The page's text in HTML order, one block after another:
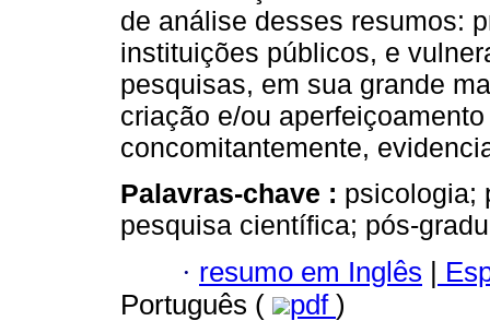
de análise desses resumos:
instituições públicos, e
pesquisas, em sua grande
criação e/ou
concomitantemente,
Palavras-chave : psicologia;
pesquisa científica; pós-
· resumo em Inglês |
Português (
pdf )